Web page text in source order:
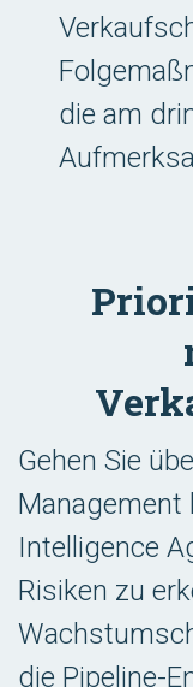
die am
Gehen Sie
Management
Intelligence
Risiken zu
die Pipeline-